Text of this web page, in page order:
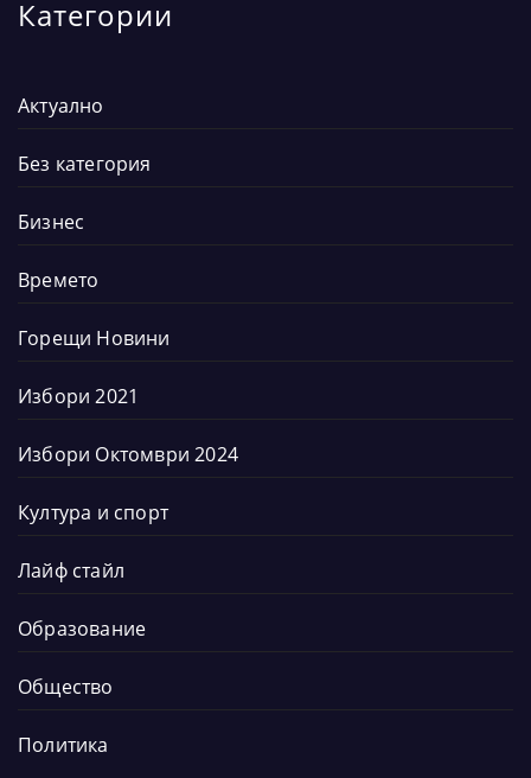
Категории
Актуално
Без категория
Бизнес
Времето
Горещи Новини
Избори 2021
Избори Октомври 2024
Култура и спорт
Лайф стайл
Образование
Общество
Политика